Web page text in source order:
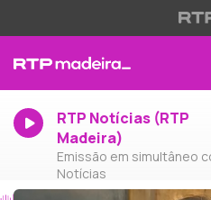
RTP Notícias (RTP
Madeira)
Emissão em simultâneo
Notícias